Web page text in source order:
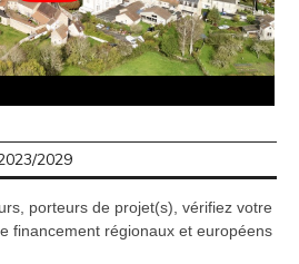
2029
porteurs de projet(s), vérifiez votre
financement régionaux et européens